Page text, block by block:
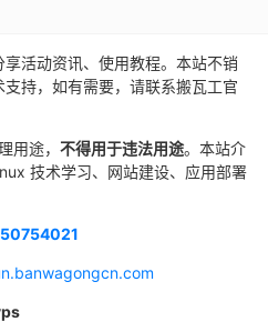
享活动资讯、使用教程。本站不销
持，如有需要，请联系搬瓦工官
用途， 不得用于违法用途。本站介
技术学习、网站建设、应用部署